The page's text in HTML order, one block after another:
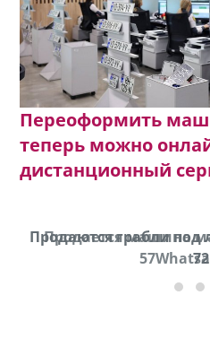
Переоформить
теперь можно
дистанционный
Продается машина
Продаются грабли под
72